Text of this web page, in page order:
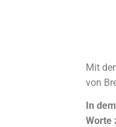
Mit
von
In
Worte